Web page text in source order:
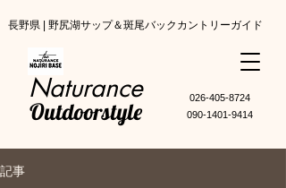
長野県 | 野尻湖サップ＆斑尾バックカントリーガイド
Naturance
Outdoorstyle
​026-405-8724
090-1401-9414
記事